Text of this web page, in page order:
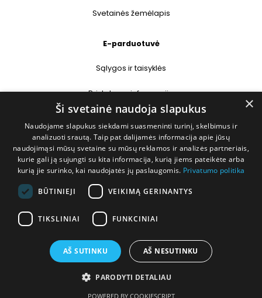
Svetainės žemėlapis
E-parduotuvė
Sąlygos ir taisyklės
Pristatymo informacija
Prekių grąžinimas
Kontaktai
+370 677 31358
info@deshop.lt
Megėjų g. 5A, Žukiškių k., Trakų r.
Visos teisės saugomos © 2026 DEshop.lt
×
Ši svetainė naudoja slapukus
Naudojame slapukus siekdami suasmeninti turinį, skelbimus ir
analizuoti srautą. Taip pat dalijamės informacija apie jūsų
naudojimąsi mūsų svetaine su mūsų reklamos ir analizės partneriais,
kurie gali ją sujungti su kita informacija, kurią jiems pateikėte arba
kurią jie surinko, kai naudojatės jų paslaugomis. Privatumo politika
BŪTINIEJI VEIKIMĄ GERINANTYS
TIKSLINIAI FUNKCINIAI
AŠ SUTINKU AŠ NESUTINKU
PARODYTI DETALIAU
POWERED BY COOKIESCRIPT